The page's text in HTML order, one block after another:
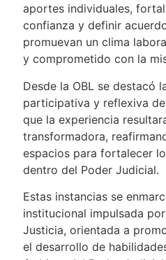
aportes individuales,
confianza y definir
promuevan un clima
y comprometido con la
Desde la OBL se destacó
participativa y reflexiva
que la experiencia
transformadora,
espacios para fortalecer
dentro del Poder Judicial.
Estas instancias se
institucional impulsada
Justicia, orientada a
el desarrollo de